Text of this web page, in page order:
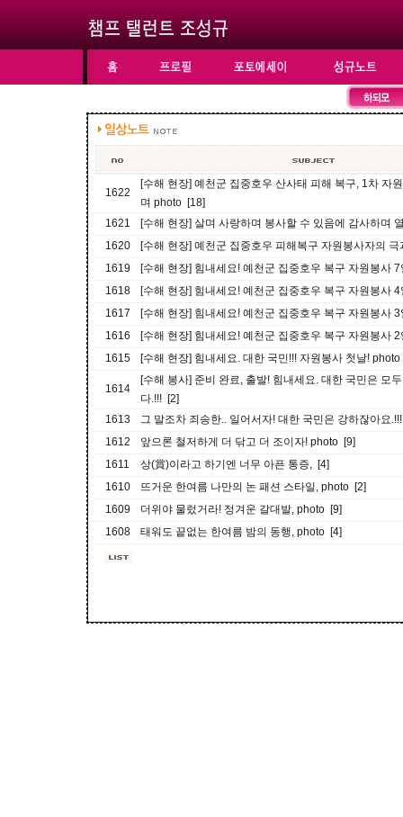
1622
[수해 현장] 예천군 집중호우 산사태 피해 복구, 1차 자
며 photo [18]
1621
[수해 현장] 살며 사랑하며 봉사할 수 있음에 감사하며
1620
[수해 현장] 예천군 집중호우 피해복구 자원봉사자의
1619
[수해 현장] 힘내세요! 예천군 집중호우 복구 자원봉사
1618
[수해 현장] 힘내세요! 예천군 집중호우 복구 자원봉사
1617
[수해 현장] 힘내세요! 예천군 집중호우 복구 자원봉사
1616
[수해 현장] 힘내세요! 예천군 집중호우 복구 자원봉사
1615
[수해 현장] 힘내세요. 대한 국민!!! 자원봉사 첫날!
1614
[수해 봉사] 준비 완료, 출발! 힘내세요. 대한 국민은 모
다.!!! [2]
1613
그 말조차 죄송한.. 일어서자! 대한 국민은 강하잖아요
1612
앞으론 철저하게 더 닦고 더 조이자! photo [9]
1611
상(賞)이라고 하기엔 너무 아픈 통증, [4]
1610
뜨거운 한여름 나만의 논 패션 스타일, photo [2]
1609
더위야 물렀거라! 정겨운 갈대발, photo [9]
1608
태워도 끝없는 한여름 밤의 동행, photo [4]